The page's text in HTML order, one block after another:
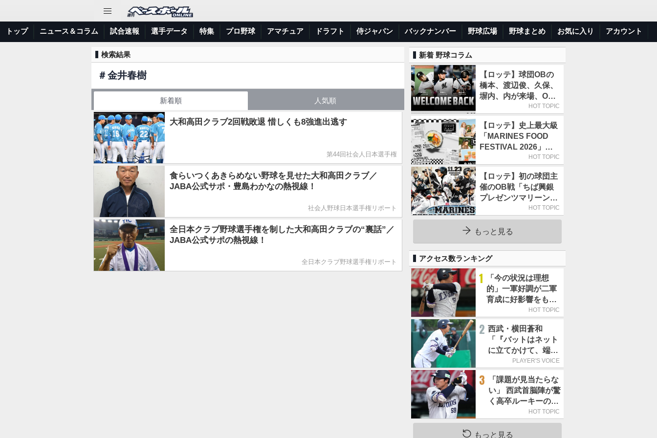
トップ ニュース＆コラム 試合速報 選手データ 特集 プロ野球 アマチュア ドラフト 侍ジャパン バックナンバー 野球広場 野球まとめ お気に入り アカウント
検索結果
＃金井春樹
新着順 人気順
大和高田クラブ2回戦敗退 惜しくも8強進出逃す
第44回社会人日本選手権
食らいつくあきらめない野球を見せた大和高田クラブ／
JABA公式サポ・豊島わかなの熱視線！
社会人野球日本選手権リポート
全日本クラブ野球選手権を制した大和高田クラブの“裏話”／
JABA公式サポの熱視線！
全日本クラブ野球選手権リポート
新着 野球コラム
【ロッテ】球団OBの
橋本、渡辺俊、久保、
塀内、内が来場、OB
解説も／9月22日開催
HOT TOPIC
【ロッテ】史上最大級
「MARINES FOOD
FESTIVAL 2026」第4
弾「KOREAN
日／初日はビール半額
デー
HOT TOPIC
【ロッテ】初の球団主
催のOB戦「ちば興銀
プレゼンツマリーンズ
スペシャルゲーム
2026」、11月23日開
催
HOT TOPIC
もっと見る
アクセス数ランキング
1
「今の状況は理想
的」一軍好調が二軍
育成に好影響をもた
らす西武 象徴は高
HOT TOPIC
2 西武・横田蒼和
「『バットはネット
に立てかけて、端に
置くんだぞ』と栗山
だきました」／憧れ
の人からの金言
PLAYER'S VOICE
3
「課題が見当たらな
い」 西武首脳陣が驚
く高卒ルーキーの高
HOT TOPIC
もっと見る